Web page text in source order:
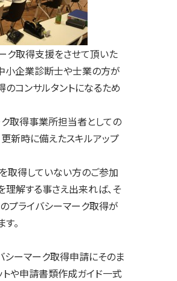
ク取得支援をさせて頂いた
小企業診断士や士業の方が
コンサルタントになるため
ク取得事業所担当者としての
新時に備えたスキルアップ
取得していない方のご参加
解する事さえ出来れば、そ
プライバシーマーク取得が
。
シーマーク取得申請にそのま
トや申請書類作成ガイド一式